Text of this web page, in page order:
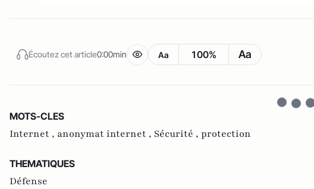
Écoutez cet article0:00min Aa 100% Aa
MOTS-CLES
Internet , anonymat internet , Sécurité , protection
THEMATIQUES
Défense